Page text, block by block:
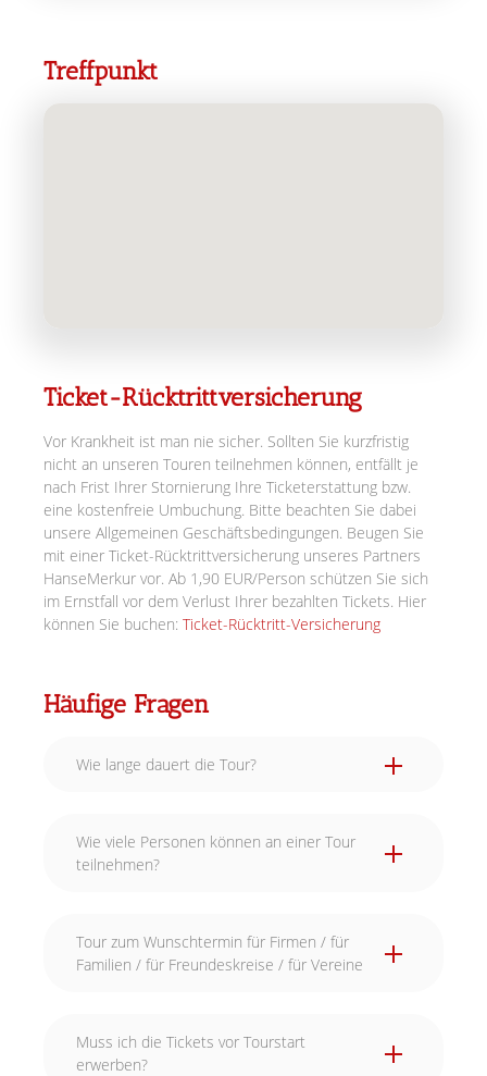
Treffpunkt
Ticket-Rücktrittversicherung
Vor Krankheit ist man nie sicher. Sollten Sie kurzfristig
nicht an unseren Touren teilnehmen können, entfällt je
nach Frist Ihrer Stornierung Ihre Ticketerstattung bzw.
eine kostenfreie Umbuchung. Bitte beachten Sie dabei
unsere Allgemeinen Geschäftsbedingungen. Beugen Sie
mit einer Ticket-Rücktrittversicherung unseres Partners
HanseMerkur vor. Ab 1,90 EUR/Person schützen Sie sich
im Ernstfall vor dem Verlust Ihrer bezahlten Tickets. Hier
können Sie buchen: Ticket-Rücktritt-Versicherung
Häufige Fragen
Wie lange dauert die Tour?
Wie viele Personen können an einer Tour
teilnehmen?
Tour zum Wunschtermin für Firmen / für
Familien / für Freundeskreise / für Vereine
Muss ich die Tickets vor Tourstart
erwerben?